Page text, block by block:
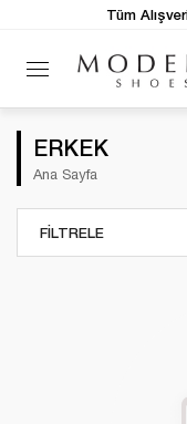
Tüm
ERKEK
Ana Sayfa
FILTRELE